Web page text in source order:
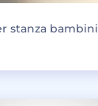
stanza bambini